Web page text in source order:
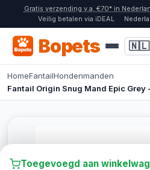
Gratis verzending v.a. €70* in
Veilig betalen via iDEAL
Bopets 🇳🇱
HomeFantailHondenmanden
Fantail Origin Snug Mand Epic Grey
Toegevoegd aan